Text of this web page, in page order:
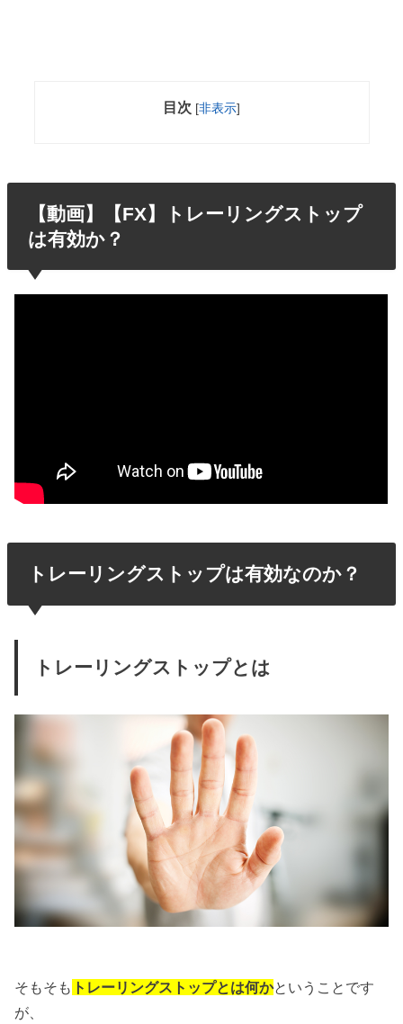
目次 [非表示]
【動画】【FX】トレーリングストップ
は有効か？
トレーリングストップは有効なのか？
トレーリングストップとは
そもそも トレーリングストップとは何かということです
が、